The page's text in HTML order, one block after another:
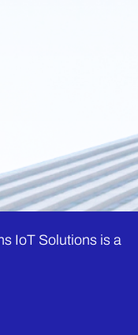
IoT Solutions is a